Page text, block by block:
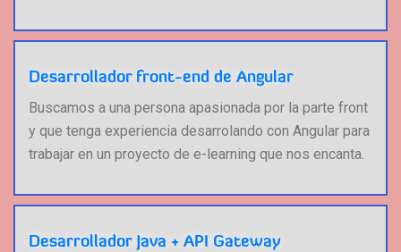
Desarrollador front-end de Angular
Buscamos a una persona apasionada por la parte front
y que tenga experiencia desarrolando con Angular para
trabajar en un proyecto de e-learning que nos encanta.
Desarrollador Java + API Gateway